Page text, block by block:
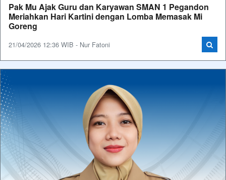
Pak Mu Ajak Guru dan Karyawan SMAN 1 Pegandon
Meriahkan Hari Kartini dengan Lomba Memasak Mi
Goreng
21/04/2026 12:36 WIB - Nur Fatoni